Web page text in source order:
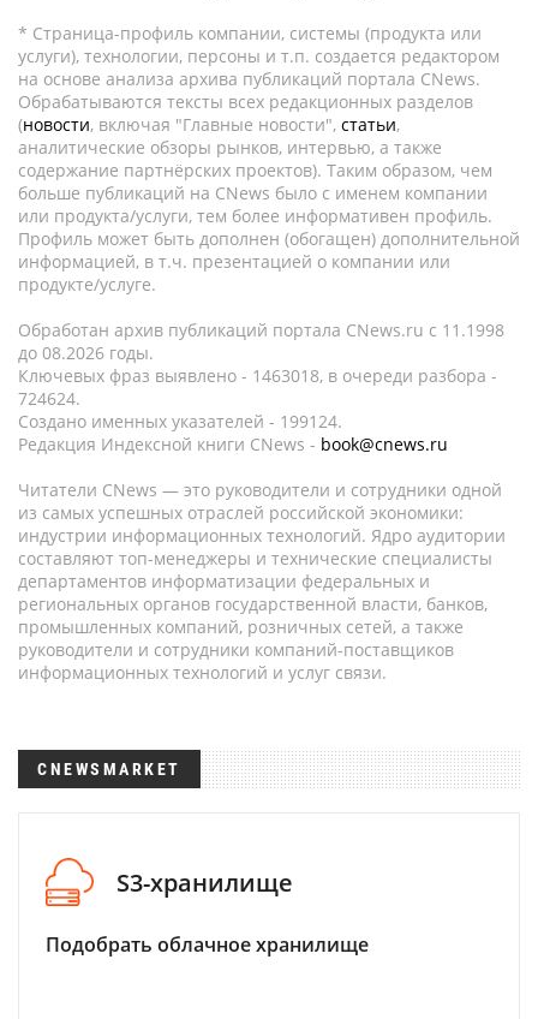
* Страница-профиль компании, системы (продукта или
услуги), технологии, персоны и т.п. создается редактором
на основе анализа архива публикаций портала CNews.
Обрабатываются тексты всех редакционных разделов
(новости, включая "Главные новости", статьи,
аналитические обзоры рынков, интервью, а также
содержание партнёрских проектов). Таким образом, чем
больше публикаций на CNews было с именем компании
или продукта/услуги, тем более информативен профиль.
Профиль может быть дополнен (обогащен) дополнительной
информацией, в т.ч. презентацией о компании или
продукте/услуге.
Обработан архив публикаций портала CNews.ru c 11.1998
до 08.2026 годы.
Ключевых фраз выявлено - 1463018, в очереди разбора -
724624.
Создано именных указателей - 199124.
Редакция Индексной книги CNews - book@cnews.ru
Читатели CNews — это руководители и сотрудники одной
из самых успешных отраслей российской экономики:
индустрии информационных технологий. Ядро аудитории
составляют топ-менеджеры и технические специалисты
департаментов информатизации федеральных и
региональных органов государственной власти, банков,
промышленных компаний, розничных сетей, а также
руководители и сотрудники компаний-поставщиков
информационных технологий и услуг связи.
CNEWSMARKET
S3-хранилище
Подобрать облачное хранилище